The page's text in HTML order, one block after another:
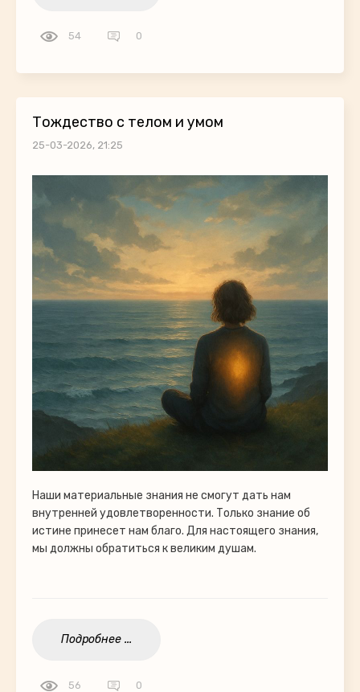
54 0
Тождество с телом и умом
25-03-2026, 21:25
Наши материальные знания не смогут дать нам
внутренней удовлетворенности. Только знание об
истине принесет нам благо. Для настоящего знания,
мы должны обратиться к великим душам.
Подробнее ...
56 0